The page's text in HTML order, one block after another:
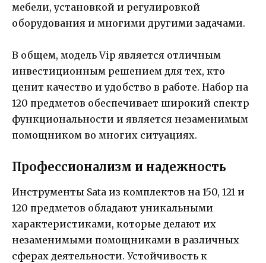
мебели, установкой и регулировкой
оборудования и многими другими задачами.
В общем, модель Vip является отличным
инвестиционным решением для тех, кто
ценит качество и удобство в работе. Набор на
120 предметов обеспечивает широкий спектр
функциональности и является незаменимым
помощником во многих ситуациях.
Профессионализм и надежность
Инструменты Sata из комплектов на 150, 121 и
120 предметов обладают уникальными
характеристиками, которые делают их
незаменимыми помощниками в различных
сферах деятельности. Устойчивость к